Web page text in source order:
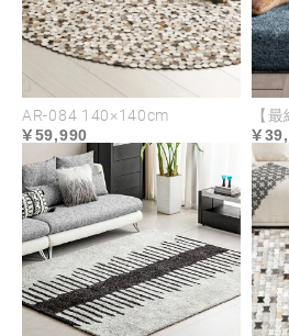
なめらかな肌触りの
AR-084 140×140cm
59,990